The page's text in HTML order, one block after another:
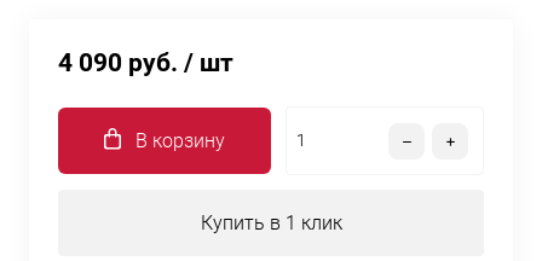
4 090 руб. / шт
В корзину
Купить в 1 клик